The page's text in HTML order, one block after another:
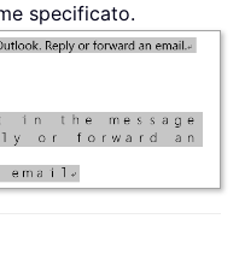
specificato.